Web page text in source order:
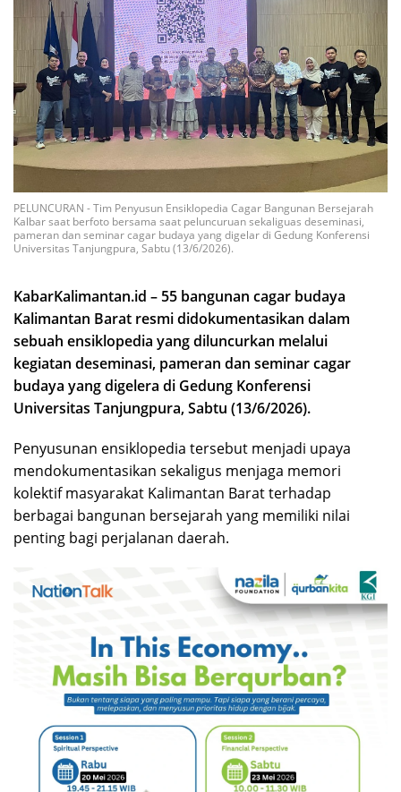
PELUNCURAN - Tim Penyusun Ensiklopedia Cagar Bangunan Bersejarah
Kalbar saat berfoto bersama saat peluncuruan sekaliguas deseminasi,
pameran dan seminar cagar budaya yang digelar di Gedung Konferensi
Universitas Tanjungpura, Sabtu (13/6/2026).
KabarKalimantan.id – 55 bangunan cagar budaya
Kalimantan Barat resmi didokumentasikan dalam
sebuah ensiklopedia yang diluncurkan melalui
kegiatan deseminasi, pameran dan seminar cagar
budaya yang digelera di Gedung Konferensi
Universitas Tanjungpura, Sabtu (13/6/2026).
Penyusunan ensiklopedia tersebut menjadi upaya
mendokumentasikan sekaligus menjaga memori
kolektif masyarakat Kalimantan Barat terhadap
berbagai bangunan bersejarah yang memiliki nilai
penting bagi perjalanan daerah.